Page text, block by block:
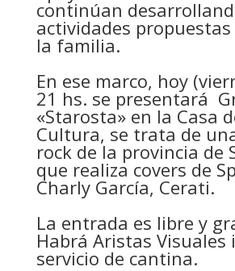
continúan
actividades
la familia.
En ese marco, hoy
21 hs. se presentará
«Starosta» en la Casa
Cultura, se trata de
rock de la provincia de
que realiza covers de
Charly García, Cerati.
La entrada es libre y
Habrá Aristas Visuales
servicio de cantina.